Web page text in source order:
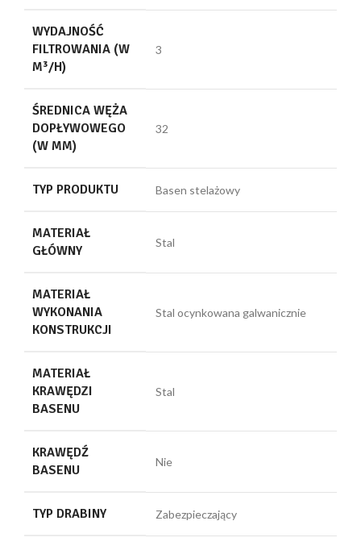
WYDAJNOŚĆ
FILTROWANIA (W
M³/H)
3
ŚREDNICA WĘŻA
DOPŁYWOWEGO
(W MM)
32
TYP PRODUKTU Basen stelażowy
MATERIAŁ
GŁÓWNY
Stal
MATERIAŁ
WYKONANIA
KONSTRUKCJI
Stal ocynkowana galwanicznie
MATERIAŁ
KRAWĘDZI
BASENU
Stal
KRAWĘDŹ
BASENU
Nie
TYP DRABINY Zabezpieczający